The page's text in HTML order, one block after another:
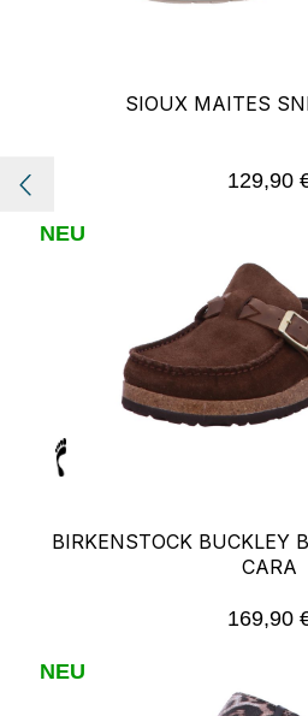
SIOUX MAITES
Regulärer
129,90
NEU
BIRKENSTOCK BUCKLEY
CARA
Regulärer
169,90
NEU